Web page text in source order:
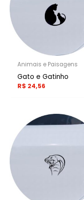
Animais e Paisagens
Gato e Gatinho
R$ 24,56